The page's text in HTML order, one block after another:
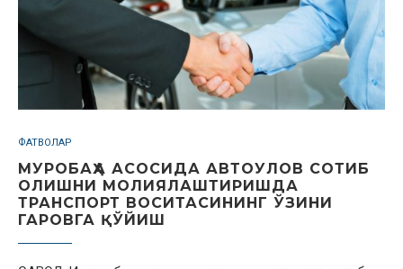
ФАТВОЛАР
МУРОБАҲА АСОСИДА АВТОУЛОВ СОТИБ
ОЛИШНИ МОЛИЯЛАШТИРИШДА
ТРАНСПОРТ ВОСИТАСИНИНГ ЎЗИНИ
ГАРОВГА ҚЎЙИШ